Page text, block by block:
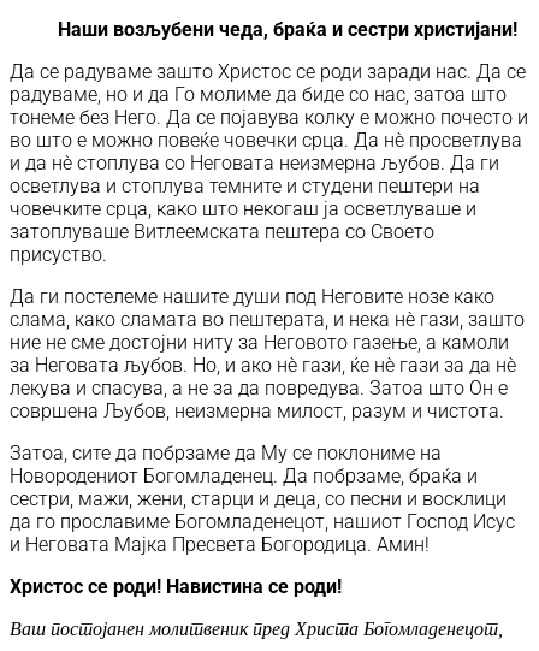
Наши возљубени чеда, браќа и сестри христијани!
Да се радуваме зашто Христос се роди заради нас. Да се
радуваме, но и да Го молиме да биде со нас, затоа што
тонеме без Него. Да се појавува колку е можно почесто и
во што е можно повеќе човечки срца. Да нè просветлува
и да нè стоплува со Неговата неизмерна љубов. Да ги
осветлува и стоплува темните и студени пештери на
човечките срца, како што некогаш ја осветлуваше и
затоплуваше Витлеемската пештера со Своето
присуство.
Да ги постелеме нашите души под Неговите нозе како
слама, како сламата во пештерата, и нека нè гази, зашто
ние не сме достојни ниту за Неговото газење, а камоли
за Неговата љубов. Но, и ако нè гази, ќе нè гази за да нè
лекува и спасува, а не за да повредува. Затоа што Он е
совршена Љубов, неизмерна милост, разум и чистота.
Затоа, сите да побрзаме да Му се поклониме на
Новородениот Богомладенец. Да побрзаме, браќа и
сестри, мажи, жени, старци и деца, со песни и восклици
да го прославиме Богомладенецот, нашиот Господ Исус
и Неговата Мајка Пресвета Богородица. Амин!
Христос се роди! Навистина се роди!
Ваш постојанен молитвеник пред Христа Богомладенецот,